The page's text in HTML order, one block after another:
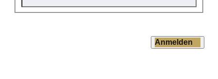
Anmelden